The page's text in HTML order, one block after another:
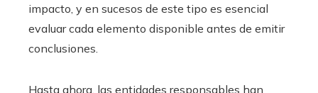
impacto, y en sucesos de este tipo es esencial
evaluar cada elemento disponible antes de emitir
conclusiones.
Hasta ahora, las entidades responsables han